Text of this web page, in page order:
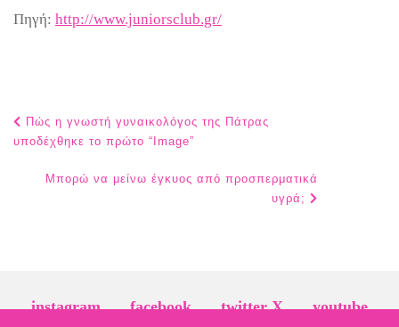
Πηγή: http://www.juniorsclub.gr/
Post
navigation
Πώς η γνωστή γυναικολόγος της Πάτρας
υποδέχθηκε το πρώτο “Image”
Μπορώ να μείνω έγκυος από προσπερματικά
υγρά;
instagram facebook twitter X
youtube